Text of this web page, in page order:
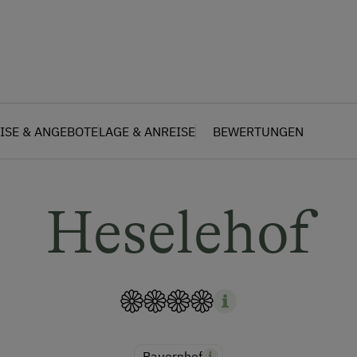
& ANGEBOTELAGE & ANREISE BEWERTUNGEN
Heselehof